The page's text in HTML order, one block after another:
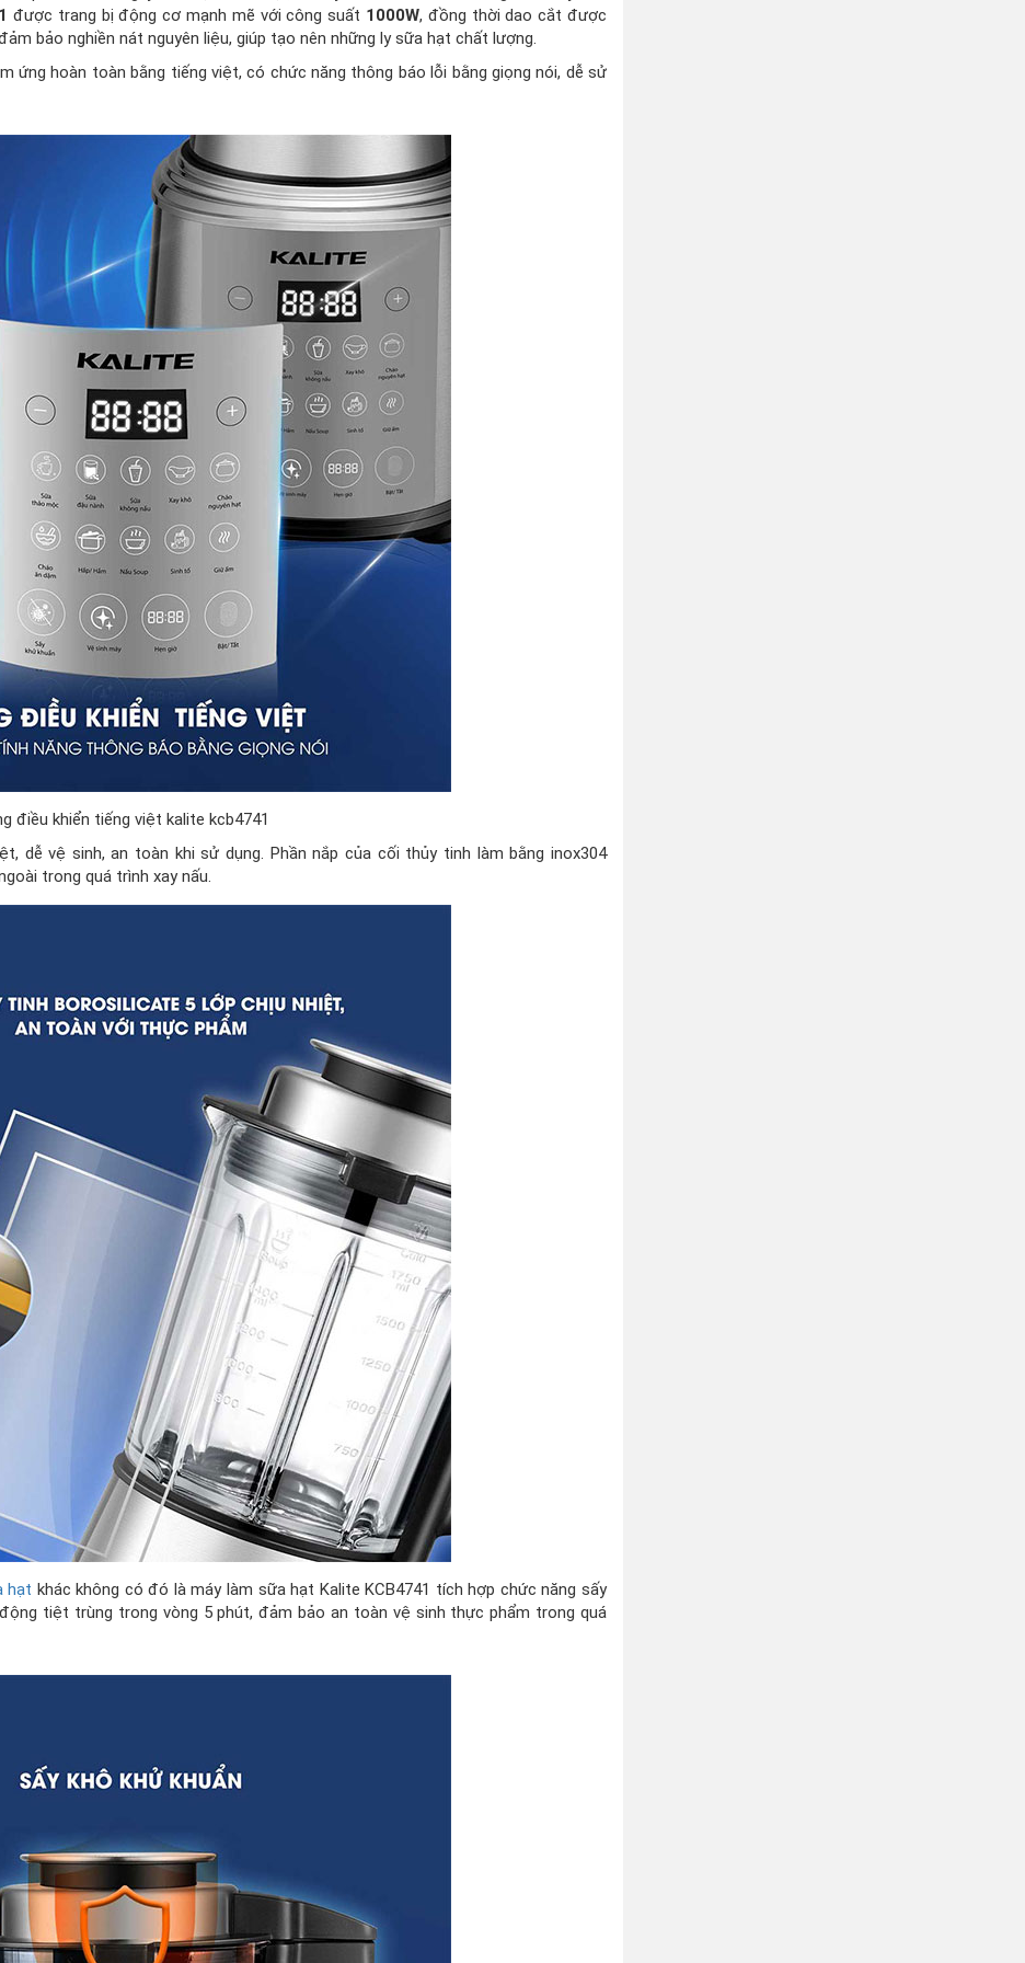
được trang bị động cơ mạnh mẽ với công suất 1000W, đồng thời dao cắt được
bảo nghiền nát nguyên liệu, giúp tạo nên những ly sữa hạt chất lượng.
ứng hoàn toàn bằng tiếng việt, có chức năng thông báo lỗi bằng giọng nói, dễ sử
điều khiển tiếng việt kalite kcb4741
dễ vệ sinh, an toàn khi sử dụng. Phần nắp của cối thủy tinh làm bằng inox304
trong quá trình xay nấu.
hạt khác không có đó là máy làm sữa hạt Kalite KCB4741 tích hợp chức năng sấy
tiệt trùng trong vòng 5 phút, đảm bảo an toàn vệ sinh thực phẩm trong quá